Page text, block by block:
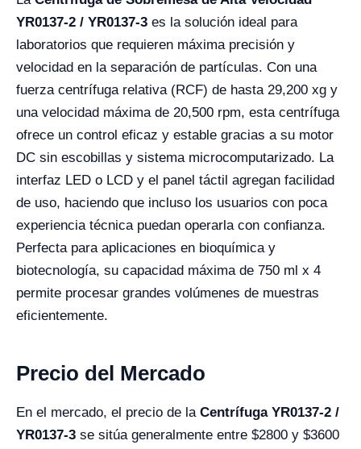
YR0137-2 / YR0137-3 es la solución ideal para
laboratorios que requieren máxima precisión y
velocidad en la separación de partículas. Con una
fuerza centrífuga relativa (RCF) de hasta 29,200 xg y
una velocidad máxima de 20,500 rpm, esta centrífuga
ofrece un control eficaz y estable gracias a su motor
DC sin escobillas y sistema microcomputarizado. La
interfaz LED o LCD y el panel táctil agregan facilidad
de uso, haciendo que incluso los usuarios con poca
experiencia técnica puedan operarla con confianza.
Perfecta para aplicaciones en bioquímica y
biotecnología, su capacidad máxima de 750 ml x 4
permite procesar grandes volúmenes de muestras
eficientemente.
Precio del Mercado
En el mercado, el precio de la Centrífuga YR0137-2 /
YR0137-3 se sitúa generalmente entre $2800 y $3600